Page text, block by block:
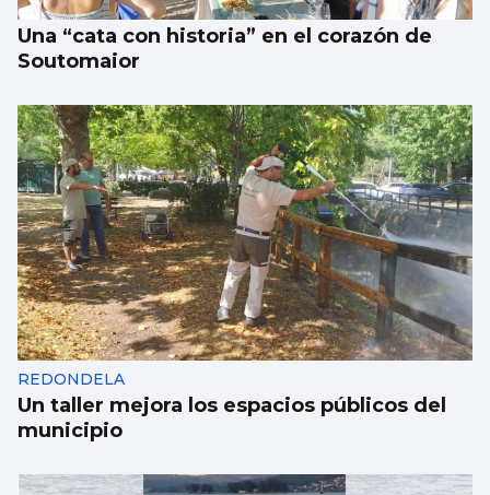
Una “cata con historia” en el corazón de
Soutomaior
REDONDELA
Un taller mejora los espacios públicos del
municipio